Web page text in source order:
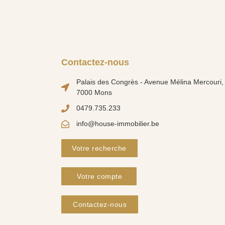
Contactez-nous
Palais des Congrès - Avenue Mélina
7000 Mons
0479.735.233
info@house-immobilier.be
Votre recherche
Votre compte
Contactez-nous